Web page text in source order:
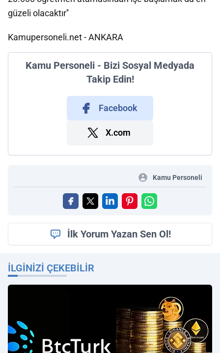
güzeli olacaktır''
Kamupersoneli.net - ANKARA
Kamu Personeli - Bizi Sosyal Medyada
Takip Edin!
Facebook
X.com
Kamu Personeli
İlk Yorum Yazan Sen Ol!
İLGINIZI ÇEKEBILIR